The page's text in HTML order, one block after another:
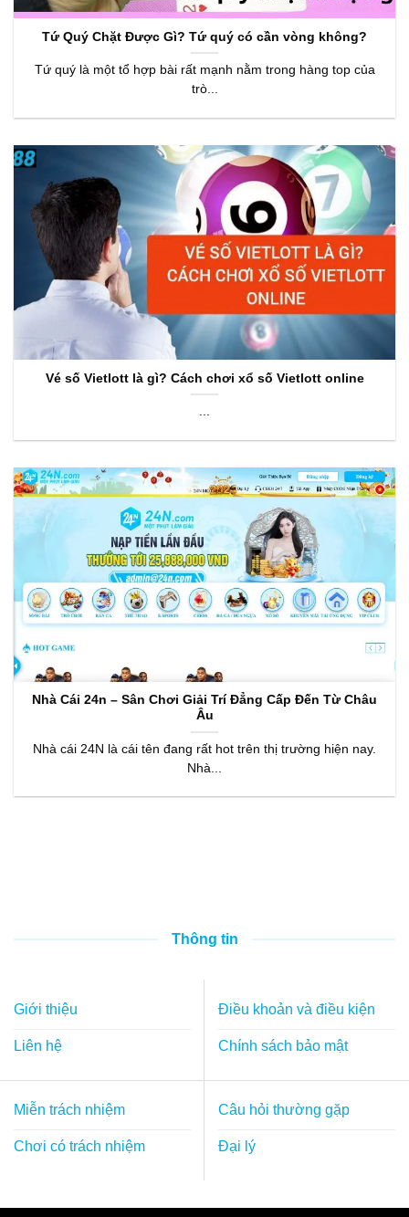
Tứ Quý Chặt Được Gì? Tứ quý có cần vòng không?
Tứ quý là một tổ hợp bài rất mạnh nằm trong hàng top của
trò...
Vé số Vietlott là gì? Cách chơi xổ số Vietlott online
...
Nhà Cái 24n – Sân Chơi Giải Trí Đẳng Cấp Đến Từ Châu
Âu
Nhà cái 24N là cái tên đang rất hot trên thị trường hiện nay.
Nhà...
Thông tin
Giới thiệu
Liên hệ
Điều khoản và điều kiện
Chính sách bảo mật
Miễn trách nhiệm
Chơi có trách nhiệm
Câu hỏi thường gặp
Đại lý